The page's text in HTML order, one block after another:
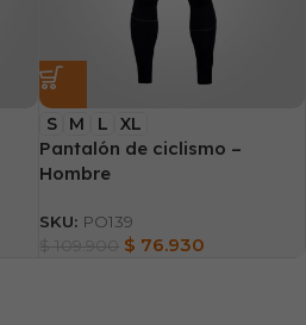
S M L XL
Pantalón de ciclismo –
Hombre
SKU: PO139
$ 76.930